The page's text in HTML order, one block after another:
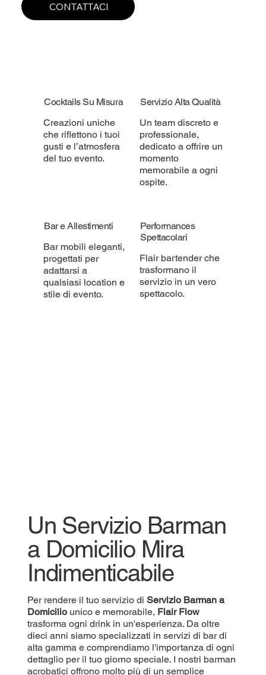
CONTATTACI
Cocktails Su Misura
Creazioni uniche
che riflettono i tuoi
gusti e l’atmosfera
del tuo evento.
Servizio Alta Qualità
Un team discreto e
professionale,
dedicato a offrire un
momento
memorabile a ogni
ospite.
Bar e Allestimenti
Bar mobili eleganti,
progettati per
adattarsi a
qualsiasi location e
stile di evento.
Performances
Spettacolari
Flair bartender che
trasformano il
servizio in un vero
spettacolo.
Un Servizio Barman
a Domicilio Mira
Indimenticabile
Per rendere il tuo servizio di Servizio Barman a
Domicilio unico e memorabile, Flair Flow
trasforma ogni drink in un'esperienza. Da oltre
dieci anni siamo specializzati in servizi di bar di
alta gamma e comprendiamo l'importanza di ogni
dettaglio per il tuo giorno speciale. I nostri barman
acrobatici offrono molto più di un semplice